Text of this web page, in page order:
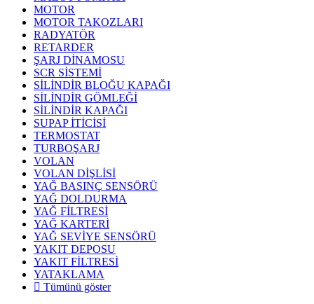
MOTOR
MOTOR TAKOZLARI
RADYATÖR
RETARDER
ŞARJ DİNAMOSU
SCR SİSTEMİ
SİLİNDİR BLOĞU KAPAĞI
SİLİNDİR GÖMLEĞİ
SİLİNDİR KAPAĞI
SUPAP İTİCİSİ
TERMOSTAT
TURBOŞARJ
VOLAN
VOLAN DİŞLİSİ
YAĞ BASINÇ SENSÖRÜ
YAĞ DOLDURMA
YAĞ FİLTRESİ
YAĞ KARTERİ
YAĞ SEVİYE SENSÖRÜ
YAKIT DEPOSU
YAKIT FİLTRESİ
YATAKLAMA
Tümünü göster